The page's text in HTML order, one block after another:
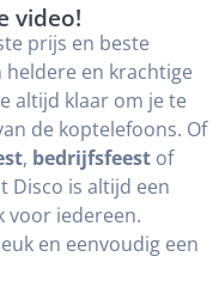
video!
prijs en beste
en krachtige
altijd klaar om je te
de koptelefoons. Of
, bedrijfsfeest of
Disco is altijd een
voor iedereen.
en eenvoudig een